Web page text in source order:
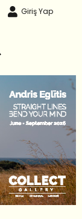
Giriş Yap